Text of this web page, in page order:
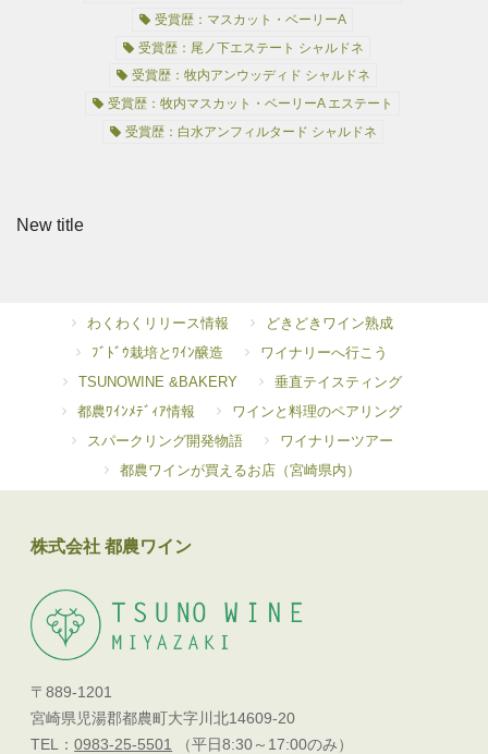
受賞歴：マスカット・ベーリーA
受賞歴：尾ノ下エステート シャルドネ
受賞歴：牧内アンウッディド シャルドネ
受賞歴：牧内マスカット・ベーリーA エステート
受賞歴：白水アンフィルタード シャルドネ
New title
わくわくリリース情報
どきどきワイン熟成
ﾌﾞﾄﾞｳ栽培とﾜｲﾝ醸造
ワイナリーへ行こう
TSUNOWINE &BAKERY
垂直テイスティング
都農ﾜｲﾝﾒﾃﾞｨｱ情報
ワインと料理のペアリング
スパークリング開発物語
ワイナリーツアー
都農ワインが買えるお店（宮崎県内）
株式会社 都農ワイン
〒889-1201
宮崎県児湯郡都農町大字川北14609-20
TEL：0983-25-5501
（平日8:30～17:00のみ）